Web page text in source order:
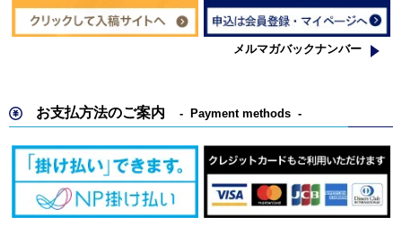
メルマガバックナンバー
お支払方法のご案内 Payment methods